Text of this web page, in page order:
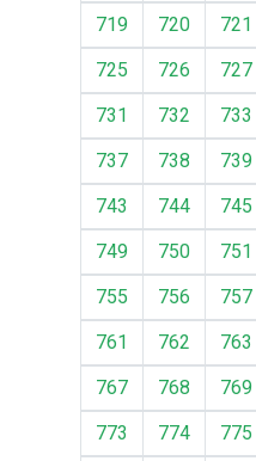
719
720 721
725
726 727
731
732 733
737
738 739
743
744 745
749
750 751
755
756 757
761
762 763
767
768 769
773
774 775